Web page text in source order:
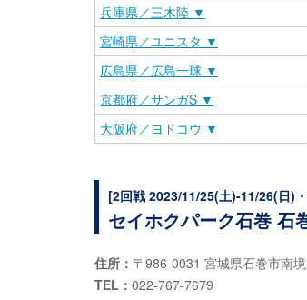
兵庫県／三木陸 ▼
宮崎県／ユニスタ ▼
広島県／広島一球 ▼
京都府／サンガS ▼
大阪府／ヨドコウ ▼
[2回戦 2023/11/25(土)-11/26(日)
セイホクパーク石巻 石
住所： 〒986-0031 宮城県石巻市南
TEL： 022-767-7679